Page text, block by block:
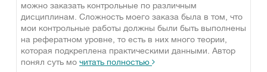
можно заказать контрольные по различным
дисциплинам. Сложность моего заказа была в том, что
мои контрольные работы должны были быть выполнены
на рефератном уровне, то есть в них много теории,
которая подкреплена практическими данными. Автор
понял суть мо читать полностью